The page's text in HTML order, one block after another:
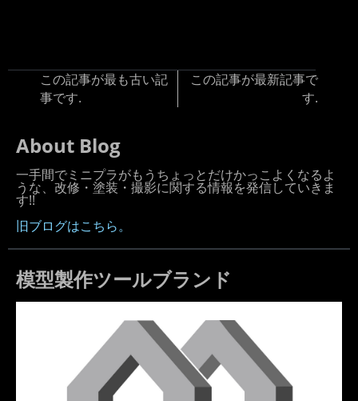
この記事が最も古い記
事です.
この記事が最新記事で
す.
About Blog
一手間でミニプラがもうちょっとだけかっこよくなるよ
うな、改修・塗装・撮影に関する情報を発信していきま
す!!
旧ブログはこちら。
模型製作ツールブランド